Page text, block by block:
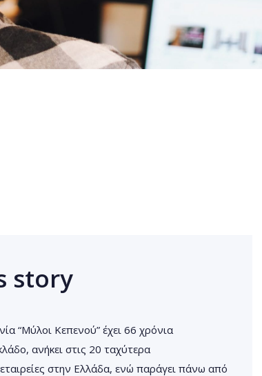
story
“Μύλοι Κεπενού” έχει 66 χρόνια
ανήκει στις 20 ταχύτερα
στην Ελλάδα, ενώ παράγει πάνω από